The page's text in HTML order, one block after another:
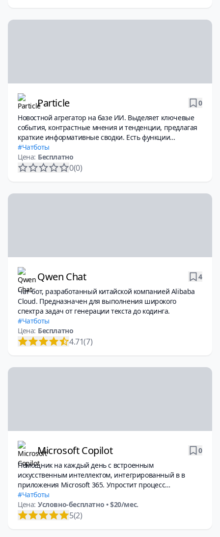
Particle
0
Новостной агрегатор на базе ИИ. Выделяет ключевые
события, контрастные мнения и тенденции, предлагая
краткие информативные сводки. Есть функции
перевода, создания аудиоверсий, контекстный чат-бот.
Чатботы
Цена: Бесплатно
0(0)
Qwen Chat
4
Чат-бот, разработанный китайской компанией Alibaba
Cloud. Предназначен для выполнения широкого
спектра задач от генерации текста до кодинга.
Чатботы
Цена: Бесплатно
4.71(7)
Microsoft Copilot
0
Помощник на каждый день с встроенным
искусственным интеллектом, интегрированный в в
приложения Microsoft 365. Упростит процесс
выполнения разнообразных задач и увеличит вашу
продуктивность.
Чатботы
Цена: Условно-бесплатно • $20/мес.
5(2)